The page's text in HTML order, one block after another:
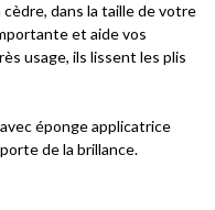
dans la taille de votre
et aide vos
usage, ils lissent les plis
éponge applicatrice
de la brillance.